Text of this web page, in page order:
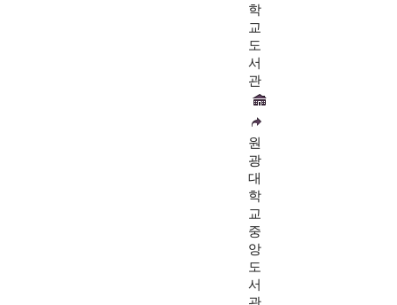
학
교
도
서
관
원
광
대
학
교
중
앙
도
서
관